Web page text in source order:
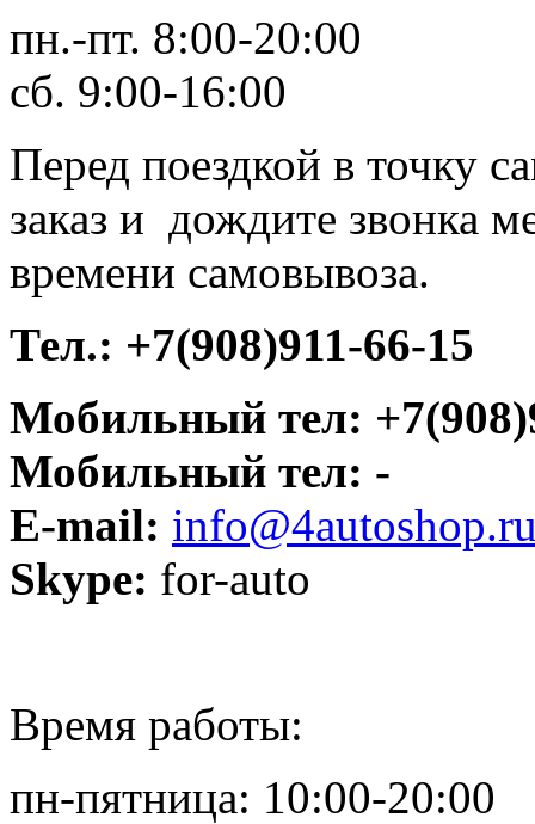
пн.-пт. 8:00-20:00
сб. 9:00-16:00
Перед поездкой в точку
заказ и дождите звонка
времени самовывоза.
Тел.: +7(908)911-66-15
Мобильный тел:
Мобильный тел: -
E-mail:
Skype: for-auto
Время работы:
пн-пятница: 10:00-20:00